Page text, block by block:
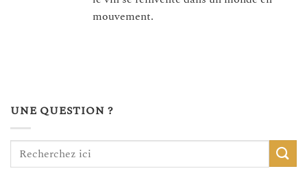
mouvement.
UNE QUESTION ?